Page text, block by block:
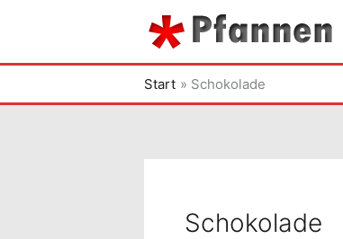
springen
Start Schokolade
Schokolade